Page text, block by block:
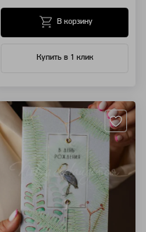
Купить в 1 клик
В корзину